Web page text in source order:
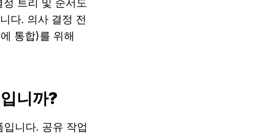
트리 및 순서도
다. 의사 결정 전
니까?
니다. 공유 작업